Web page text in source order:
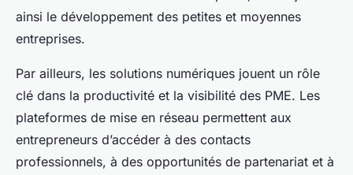
ainsi le développement des petites et moyennes
entreprises.
Par ailleurs, les solutions numériques jouent un rôle
clé dans la productivité et la visibilité des PME. Les
plateformes de mise en réseau permettent aux
entrepreneurs d’accéder à des contacts
professionnels, à des opportunités de partenariat et à